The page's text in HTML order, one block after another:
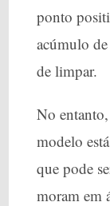
ponto
acúmulo
de limpar.
No
modelo
que pode
moram em